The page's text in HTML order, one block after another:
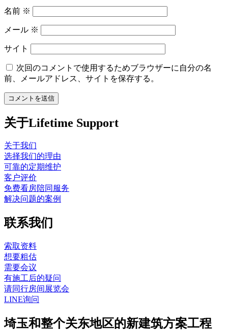
名前 ※
メール ※
サイト
次回のコメントで使用するためブラウザーに自分の名
前、メールアドレス、サイトを保存する。
关于Lifetime Support
关于我们
选择我们的理由
可靠的定期维护
客户评价
免费看房陪同服务
解决问题的案例
联系我们
索取资料
想要粗估
需要会议
有施工后的疑问
请同行房间展览会
LINE询问
埼玉和整个关东地区的新建筑方案工程